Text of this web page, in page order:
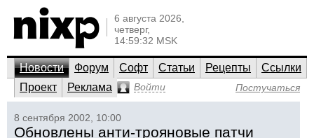
6 августа 2026,
четверг,
14:59:32 MSK
Новости Форум Софт Статьи Рецепты
Ссылки
Проект
Реклама Войти Постучаться
8 сентября 2002, 10:00
Обновлены анти-трояновые патчи